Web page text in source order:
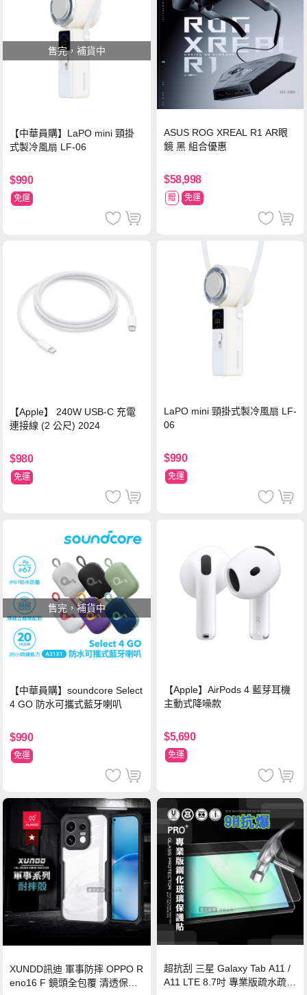
售完，補貨中
【中華員購】LaPO mini 頸掛
式製冷風扇 LF-06
$990
免運
ASUS ROG XREAL R1 AR眼
鏡 黑 組合優惠
$58,998
贈 免運
【Apple】 240W USB-C 充電
連接線 (2 公尺) 2024
$980
免運
LaPO mini 頸掛式製冷風扇 LF-
06
$990
免運
售完，補貨中
【中華員購】soundcore Select
4 GO 防水可攜式藍牙喇叭
$990
免運
【Apple】AirPods 4 藍芽耳機
主動式降噪款
$5,690
免運
XUNDD訊迪 軍事防摔 OPPO R
eno16 F 鏡頭全包覆 清透保護
超抗刮 三星 Galaxy Tab A11 /
A11 LTE 8.7吋 專業版疏水疏油